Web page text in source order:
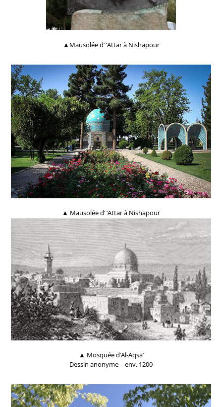
▲Mausolée d’ ‘Attar à Nishapour
▲ Mausolée d’ ‘Attar à Nishapour
▲ Mosquée d’Al-Aqsa’
Dessin anonyme – env. 1200